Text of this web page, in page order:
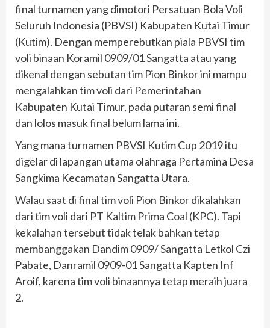
final turnamen yang dimotori Persatuan Bola Voli
Seluruh Indonesia (PBVSI) Kabupaten Kutai Timur
(Kutim). Dengan memperebutkan piala PBVSI tim
voli binaan Koramil 0909/01 Sangatta atau yang
dikenal dengan sebutan tim Pion Binkor ini mampu
mengalahkan tim voli dari Pemerintahan
Kabupaten Kutai Timur, pada putaran semi final
dan lolos masuk final belum lama ini.
Yang mana turnamen PBVSI Kutim Cup 2019 itu
digelar di lapangan utama olahraga Pertamina Desa
Sangkima Kecamatan Sangatta Utara.
Walau saat di final tim voli Pion Binkor dikalahkan
dari tim voli dari PT Kaltim Prima Coal (KPC). Tapi
kekalahan tersebut tidak telak bahkan tetap
membanggakan Dandim 0909/ Sangatta Letkol Czi
Pabate, Danramil 0909-01 Sangatta Kapten Inf
Aroif, karena tim voli binaannya tetap meraih juara
2.